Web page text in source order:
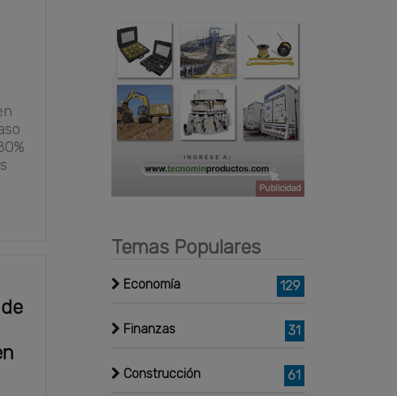
Publicidad
Temas Populares
Economía 129
Finanzas 31
Construcción 61